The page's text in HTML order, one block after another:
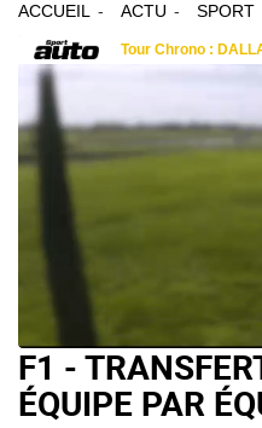
ACCUEIL ACTU SPORT
F1 -
ÉQUIPE PAR